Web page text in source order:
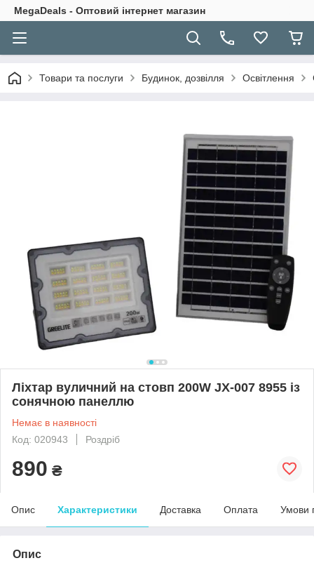
MegaDeals - Оптовий інтернет магазин
Товари та послуги Будинок, дозвілля Освітлення
Ліхтар вуличний на стовп 200W JX-007 8955 із
сонячною панеллю
Немає в наявності
Код: 020943
Роздріб
890 ₴
Опис Характеристики Доставка Оплата Умови
Опис